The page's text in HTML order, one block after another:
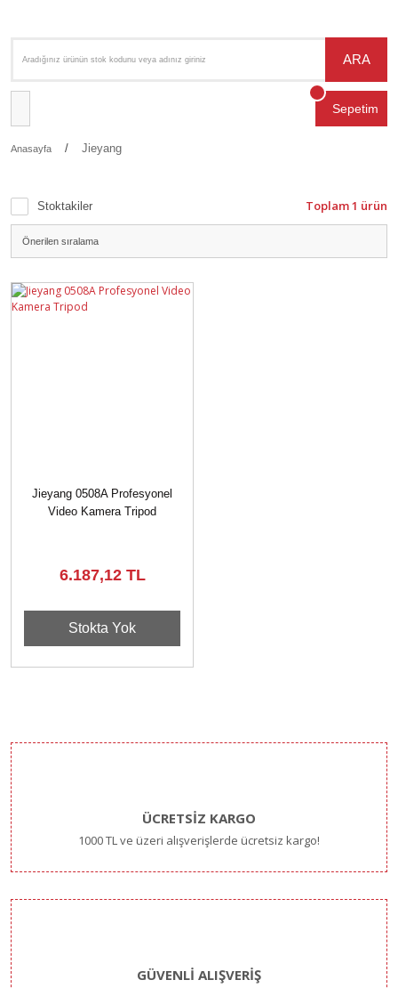
ARA
Sepetim
Anasayfa Jieyang
Stoktakiler Toplam 1 ürün
Jieyang 0508A Profesyonel
Video Kamera Tripod
6.187,12 TL
Stokta Yok
ÜCRETSİZ KARGO
1000 TL ve üzeri alışverişlerde ücretsiz kargo!
GÜVENLİ ALIŞVERİŞ